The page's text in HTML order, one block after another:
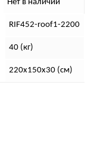
Нет в наличии
RIF452-roof1-2200
40 (кг)
220х150х30 (см)